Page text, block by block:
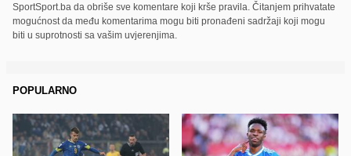
SportSport.ba da obriše sve komentare koji krše pravila. Čitanjem prihvatate
mogućnost da među komentarima mogu biti pronađeni sadržaji koji mogu
biti u suprotnosti sa vašim uvjerenjima.
POPULARNO